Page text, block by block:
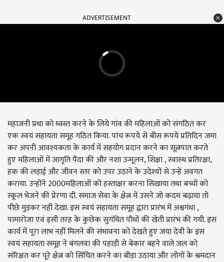
ADVERTISEMENT
महाजनी प्रथा को ध्वस्त करने के लिये गांव की महिलाओं को संगठित कर
एक स्वयं सहायता समूह गठित किया. पांच रूपये से बीस रूपये प्रतिदिन जमा
कर अपनी आवश्यकता के कार्य में सहयोग प्रदान करने का सूत्नपात करते
हुए महिलाओं में जागृति पैदा की और नशा उन्मूलन, शिक्षा , स्वास्थ प्रतिरक्षा,
हक की लड़ाई और जीवन स्तर को उपर उठाने के उदेश्यों से उन्हें अवगत
कराया. उन्होंने 2000महिलाओं को हस्ताक्षर करना सिखाया तथा बच्चों को
स्कूल भेजने की प्रेरणा दी. समाज सेवा के क्षेत्न में उसने जो कदम बढ़ाया तो
पीछे मुड़कर नहीं देखा. इस स्वयं सहायता समूह द्वारा प्रारंभ में अश्वगंधा ,
पामारोजा एवं इसी तरह के कुछेक सुगंधित पौधों की खेती प्रारंभ की गयी. इस
कार्य में पूरा लाभ नहीं मिलने की संभावना को देखते हुए जया देवी के इस
स्वयं सहायता समूह ने बंगलवा की पहाड़ी से बेकार बहने वाले जल को
संरिक्षत कर पूरे क्षेत्न को सिंचित करने का बीड़ा उठाया और लोगों के श्रमदान